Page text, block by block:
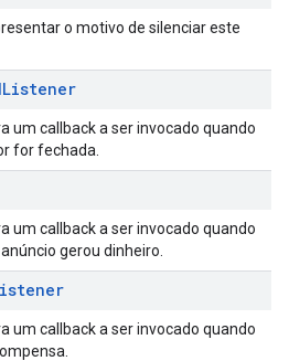
o motivo de silenciar este
Listener
um callback a ser invocado quando
for fechada.
um callback a ser invocado quando
gerou dinheiro.
um callback a ser invocado quando